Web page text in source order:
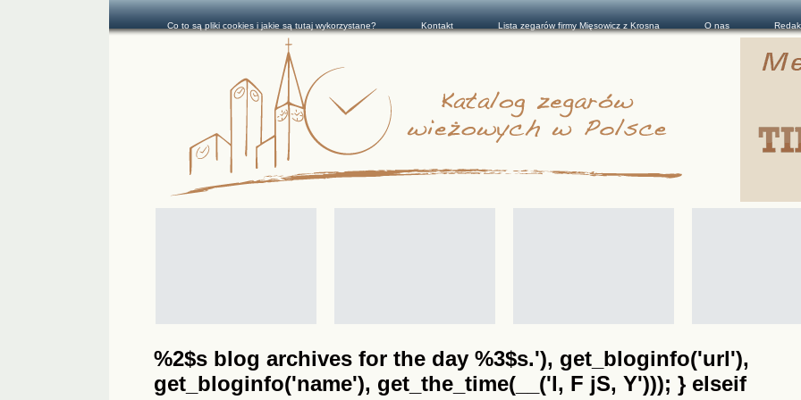
%2$s blog archives for the day %3$s.'), get_bloginfo('url'),
get_bloginfo('name'), get_the_time(__('l, F jS, Y'))); } elseif
Co to są pliki cookies i jakie są tutaj wykorzystane? Kontakt Lista zegarów firmy Mięsowicz z Krosna O nas